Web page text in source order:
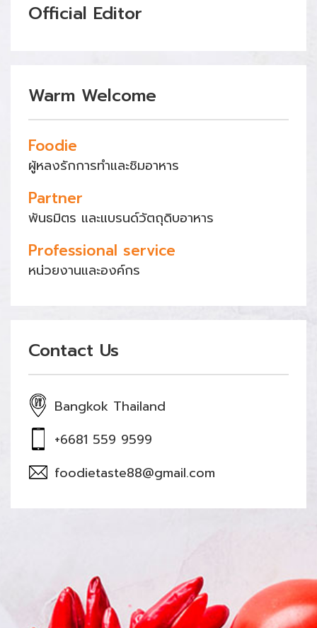
Official Editor
Warm Welcome
Foodie
ผู้หลงรักการทำและชิมอาหาร
Partner
พันธมิตร และแบรนด์วัตถุดิบอาหาร
Professional service
หน่วยงานและองค์กร
Contact Us
Bangkok Thailand
+6681 559 9599
foodietaste88@gmail.com